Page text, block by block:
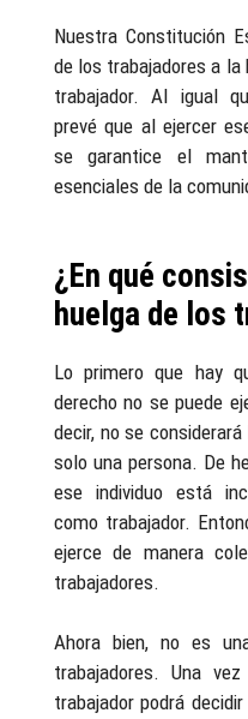
Nuestra Constitución
de los trabajadores a la
trabajador. Al igual
prevé que al ejercer
se garantice el
esenciales de la
¿En qué
huelga de los
Lo primero que hay
derecho no se puede
decir, no se
solo una persona. De
ese individuo está
como trabajador.
ejerce de manera
trabajadores.
Ahora bien, no es
trabajadores. Una
trabajador podrá